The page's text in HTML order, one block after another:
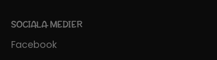
SOCIALA MEDIER
Facebook